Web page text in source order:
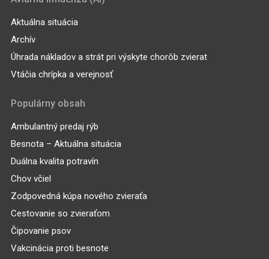
Aktuálna situácia
Archív
Úhrada nákladov a strát pri výskyte chorôb zvierat
Vtáčia chrípka a verejnosť
Populárny obsah
Ambulantný predaj rýb
Besnota – Aktuálna situácia
Duálna kvalita potravín
Chov včiel
Zodpovedná kúpa nového zvieraťa
Cestovanie so zvieraťom
Čipovanie psov
Vakcinácia proti besnote